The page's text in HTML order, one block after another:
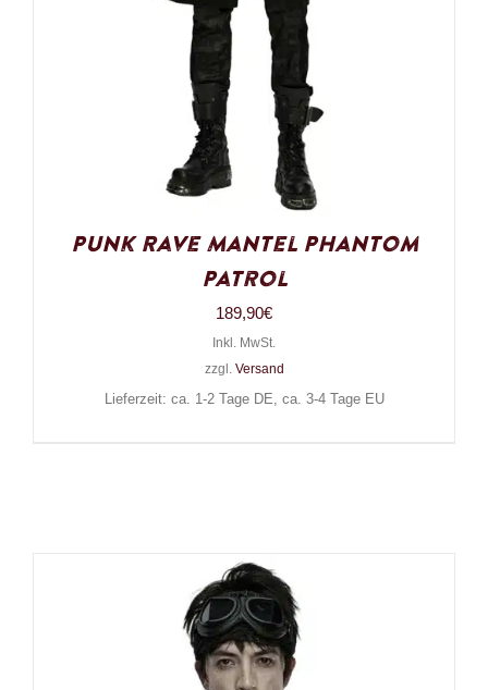
Punk Rave Mantel Phantom
Patrol
189,90€
Inkl. MwSt.
zzgl. Versand
Lieferzeit: ca. 1-2 Tage DE, ca. 3-4 Tage EU